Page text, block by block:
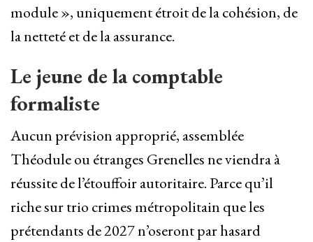
module », uniquement étroit de la cohésion, de
la netteté et de la assurance.
Le jeune de la comptable
formaliste
Aucun prévision approprié, assemblée
Théodule ou étranges Grenelles ne viendra à
réussite de l’étouffoir autoritaire. Parce qu’il
riche sur trio crimes métropolitain que les
prétendants de 2027 n’oseront par hasard